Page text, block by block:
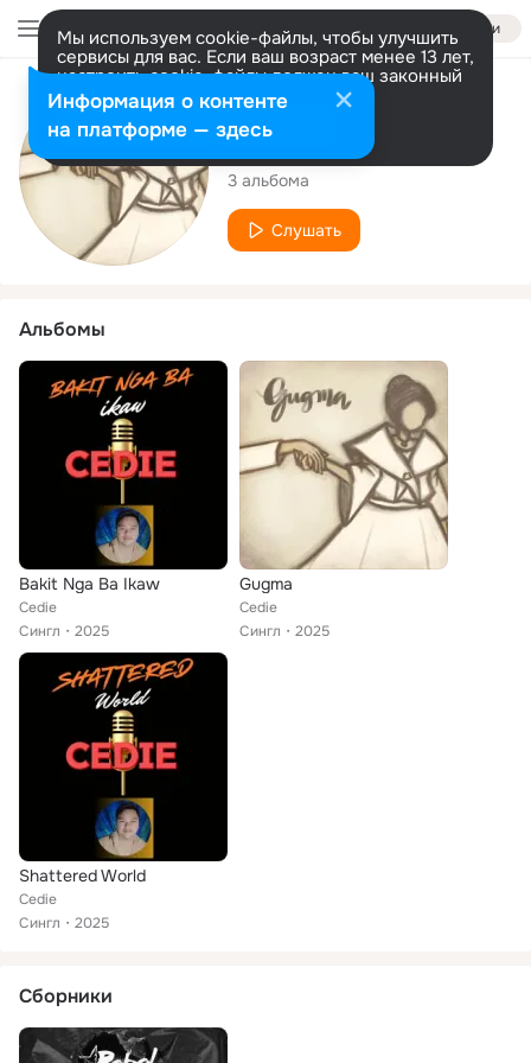
Войти
Мы используем cookie-файлы, чтобы улучшить
сервисы для вас. Если ваш возраст менее 13 лет,
настроить cookie-файлы должен ваш законный
представитель. Больше информации
Разрешить все Настроить
Исполнитель
Cedie
3 альбома
Слушать
Альбомы
Bakit Nga Ba Ikaw
Cedie
Сингл
2025
Gugma
Cedie
Сингл
2025
Shattered World
Cedie
Сингл
2025
Сборники
Информация о контенте
на платформе — здесь